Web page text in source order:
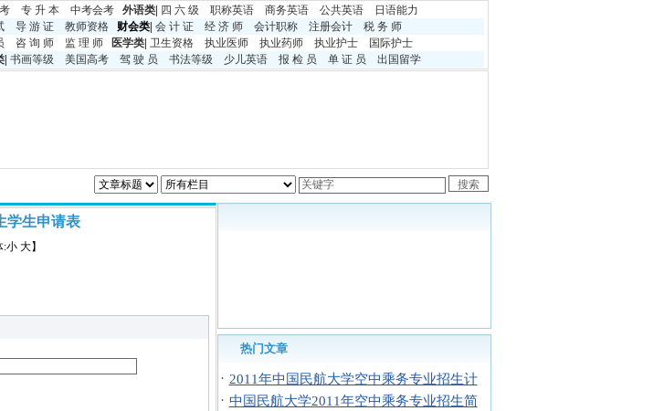
专 升 本 中考会考 外语类 四 六 级 职称英语 商务英语 公共英语
日语能力
导 游 证 教师资格 财会类| 会 计 证 经 济 师 会计职称 注册会计
税 务 师
咨 询 师 监 理 师 医学类 卫生资格 执业医师 执业药师 执业护士
国际护士
书画等级 美国高考 驾 驶 员 书法等级 少儿英语 报 检 员 单 证 员 出国留学
学生申请表
小 大】
热门文章
· 2011年中国民航大学空中乘务专业招生计
· 中国民航大学2011年空中乘务专业招生简